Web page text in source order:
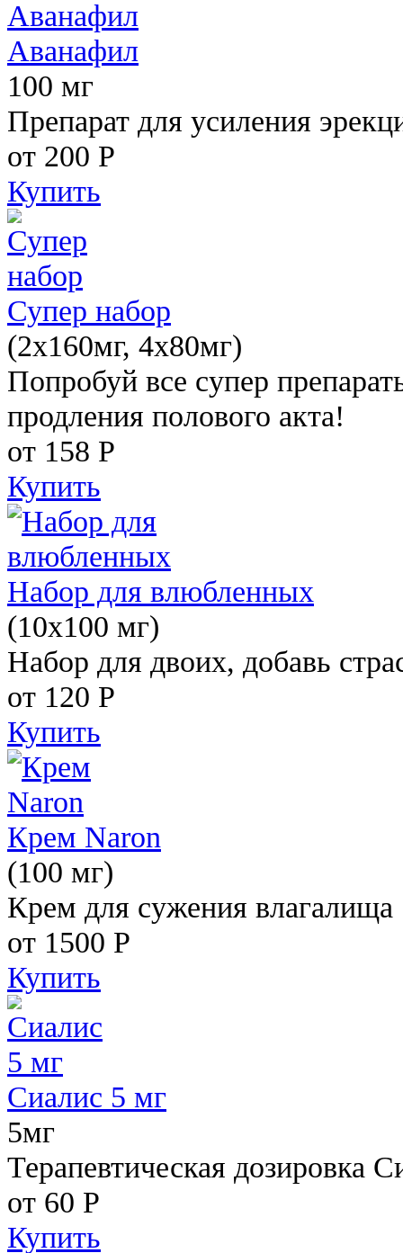
Аванафил
100 мг
Препарат для усиления
от 200 Р
Купить
Супер набор
(2х160мг, 4х80мг)
Попробуй все супер
продления полового акта!
от 158 Р
Купить
Набор для влюбленных
(10х100 мг)
Набор для двоих, добавь
от 120 Р
Купить
Крем Naron
(100 мг)
Крем для сужения влагалища
от 1500 Р
Купить
Сиалис 5 мг
5мг
Терапевтическая дозировка
от 60 Р
Купить